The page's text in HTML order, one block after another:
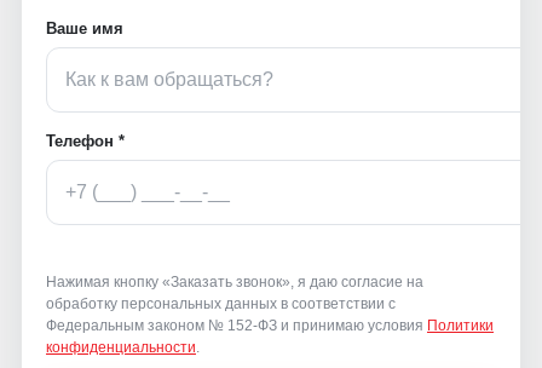
Ваше имя
Телефон *
Нажимая кнопку «Заказать звонок», я даю согласие на
обработку персональных данных в соответствии с
Федеральным законом № 152-ФЗ и принимаю условия Политики
конфиденциальности.